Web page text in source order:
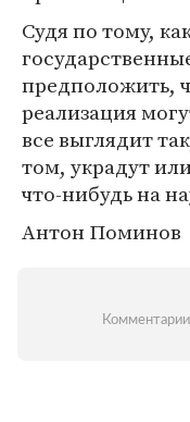
Судя по тому,
предположить,
реализация
все выглядит
том, украдут
что-нибудь на
Антон Поминов